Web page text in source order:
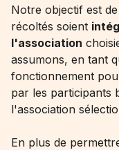
Notre objectif est
récoltés soient
l'association
assumons, en tant
fonctionnement
par les participants
l'association
En plus de